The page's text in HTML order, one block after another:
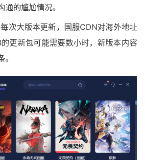
的尴尬情况。
每次大版本更新，国服CDN对海外地址
更新包可能需要数小时，新版本内容